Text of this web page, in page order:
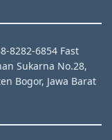
8282-6854 Fast
Sukarna No.28,
Bogor, Jawa Barat